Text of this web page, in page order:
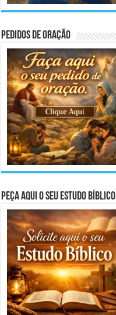
Pedidos de Oração
Peça aqui o seu Estudo Bíblico